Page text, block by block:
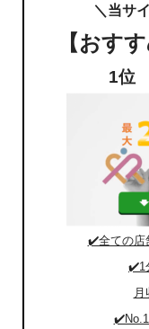
＼当サ
【おす
1位
✔️全ての店
✔️1
✔️No.1